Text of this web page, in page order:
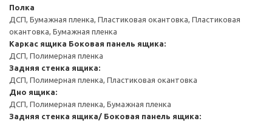
Полка
ДСП, Бумажная пленка, Пластиковая окантовка, Пластиковая
окантовка, Бумажная пленка
Каркас ящика Боковая панель ящика:
ДСП, Полимерная пленка
Задняя стенка ящика:
ДСП, Полимерная пленка, Пластиковая окантовка
Дно ящика:
ДСП, Полимерная пленка, Бумажная пленка
Задняя стенка ящика/ Боковая панель ящика: